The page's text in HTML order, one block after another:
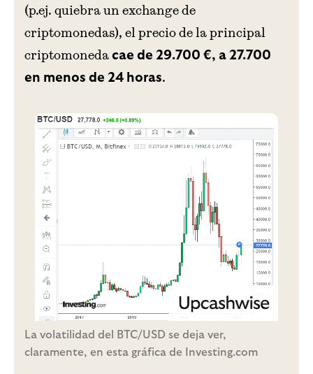
(p.ej. quiebra un exchange de
criptomonedas), el precio de la principal
criptomoneda cae de 29.700 €, a 27.700
en menos de 24 horas.
La volatilidad del BTC/USD se deja ver,
claramente, en esta gráfica de Investing.com